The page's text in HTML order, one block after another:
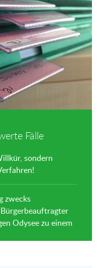
Fälle
sondern
zwecks
Odysee zu einem